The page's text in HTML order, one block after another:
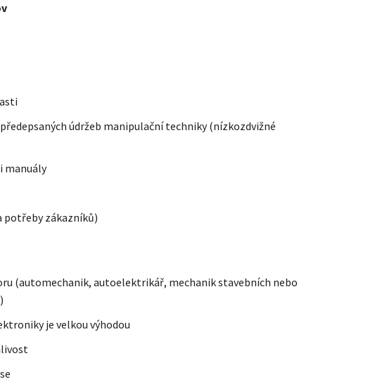
údržeb manipulační techniky (nízkozdvižné
manuály
potřeby zákazníků)
(automechanik, autoelektrikář, mechanik stavebních nebo
je velkou výhodou